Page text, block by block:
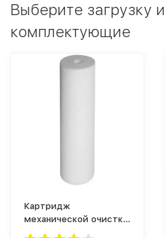
Выберите загрузку и
комплектующие
Картридж
механической очистки
ЭФГ 112/508-5